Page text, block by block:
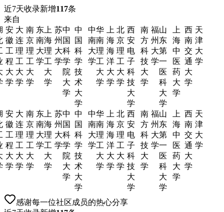
近7天收录新增117条
来自
安
徽
工
程
大
学
大
连
理
工
大
学
南
京
理
工
大
学
东
南
大
学
上
海
理
工
大
学
苏
州
大
学
中
国
科
学
院
大
学
中
国
科
学
技
术
大
学
中
南
大
学
华
南
理
工
大
学
上
海
海
洋
大
学
北
京
理
工
大
学
西
安
电
子
科
技
大
学
南
方
科
技
大
学
福
州
大
学
山
东
第
一
医
科
大
学
上
海
中
医
药
大
学
西
南
交
通
大
学
天
津
大
学
安
徽
工
程
大
学
大
连
理
工
大
学
南
京
理
工
大
学
东
南
大
学
上
海
理
工
大
学
苏
州
大
学
中
国
科
学
院
大
学
中
国
科
学
技
术
大
学
中
南
大
学
华
南
理
工
大
学
上
海
海
洋
大
学
北
京
理
工
大
学
西
安
电
子
科
技
大
学
南
方
科
技
大
学
福
州
大
学
山
东
第
一
医
科
大
学
上
海
中
医
药
大
学
西
南
交
通
大
学
天
津
大
学
感谢每一位社区成员的热心分享